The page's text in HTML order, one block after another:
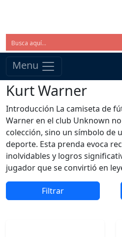
Menu
Kurt Warner
Introducción La camiseta de
Warner en el club Unknown
colección, sino un símbolo de
deporte. Esta prenda evoca
inolvidables y logros
jugador que se convirtió en
Filtrar